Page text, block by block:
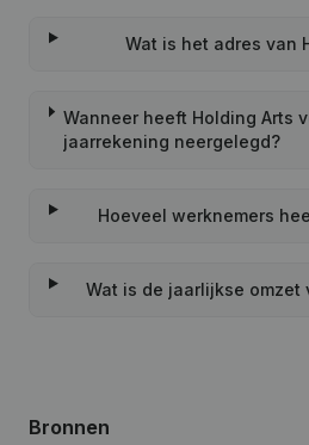
Wat is het adres van
Wanneer heeft Holding Arts
jaarrekening neergelegd?
Hoeveel werknemers
Wat is de jaarlijkse omzet
Bronnen